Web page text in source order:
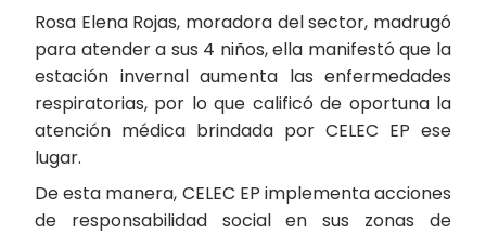
Rosa Elena Rojas, moradora del sector, madrugó
para atender a sus 4 niños, ella manifestó que la
estación invernal aumenta las enfermedades
respiratorias, por lo que calificó de oportuna la
atención médica brindada por CELEC EP ese
lugar.
De esta manera, CELEC EP implementa acciones
de responsabilidad social en sus zonas de